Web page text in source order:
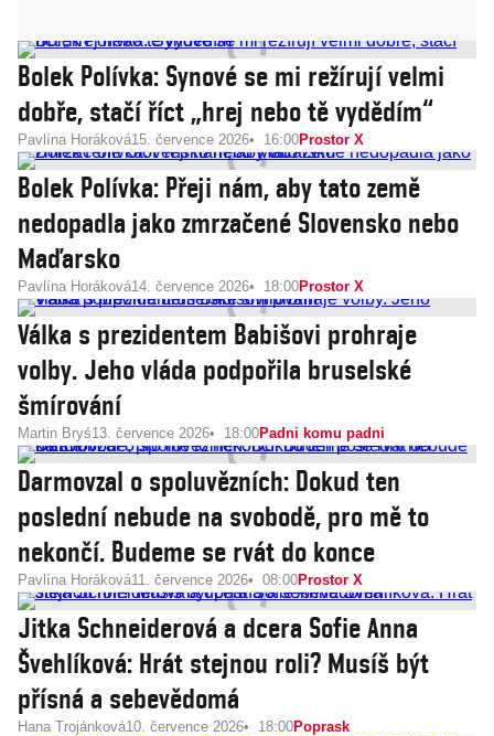
Bolek Polívka: Synové se mi režírují velmi
dobře, stačí říct „hrej nebo tě vydědím“
Pavlína Horáková15. července 2026 16:00Prostor X
Bolek Polívka: Přeji nám, aby tato země
nedopadla jako zmrzačené Slovensko nebo
Maďarsko
Pavlína Horáková14. července 2026 18:00Prostor X
Válka s prezidentem Babišovi prohraje
volby. Jeho vláda podpořila bruselské
šmírování
Martin Bryś13. července 2026 18:00Padni komu padni
Darmovzal o spoluvězních: Dokud ten
poslední nebude na svobodě, pro mě to
nekončí. Budeme se rvát do konce
Pavlína Horáková11. července 2026 08:00Prostor X
Jitka Schneiderová a dcera Sofie Anna
Švehlíková: Hrát stejnou roli? Musíš být
přísná a sebevědomá
Hana Trojánková10. července 2026 18:00Poprask